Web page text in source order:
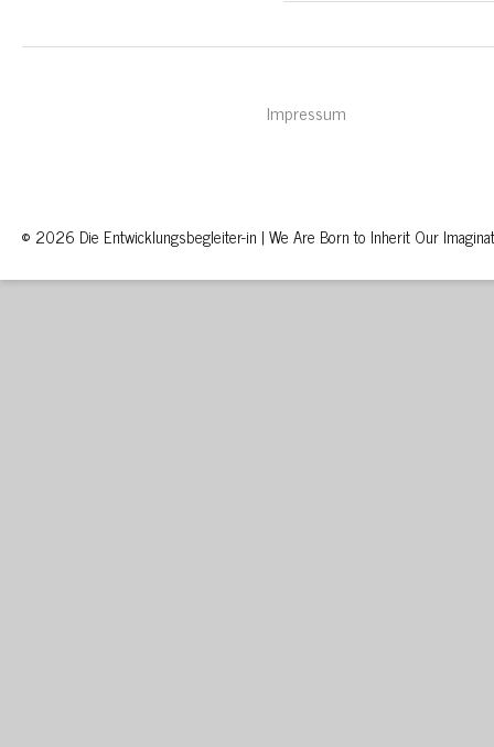
Impressum
© 2026 Die Entwicklungsbegleiter-in | We Are Born to Inherit Our